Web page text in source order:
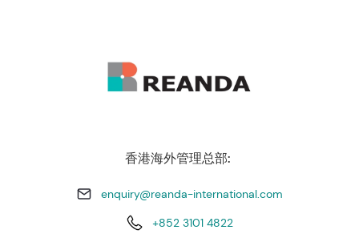
香港海外管理总部:
enquiry@reanda-international.com
+852 3101 4822